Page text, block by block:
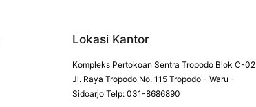
Lokasi Kantor
Kompleks Pertokoan Sentra Tropodo Blok C-02
Jl. Raya Tropodo No. 115 Tropodo - Waru -
Sidoarjo Telp: 031-8686890